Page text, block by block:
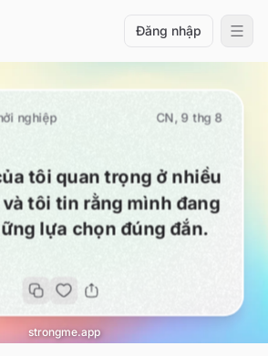
Đăng nhập
nghiệp CN, 9 thg 8
tôi quan trọng ở nhiều
tôi tin rằng mình đang
lựa chọn đúng đắn.
strongme.app